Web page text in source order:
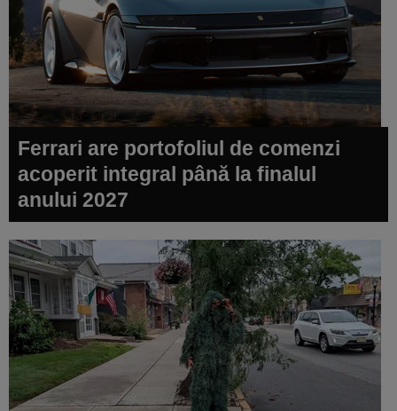
Ferrari are portofoliul de comenzi
acoperit integral până la finalul
anului 2027